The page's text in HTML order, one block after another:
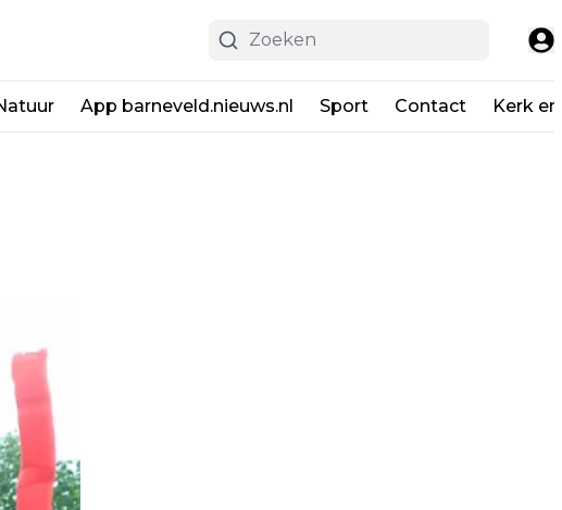
App barneveld.nieuws.nl Sport Contact Kerk